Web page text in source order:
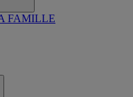
FAMILLE